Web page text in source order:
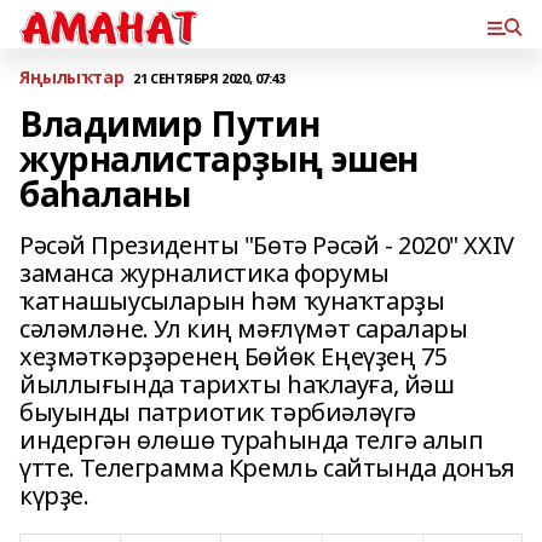
Яңылыҡтар 21 СЕНТЯБРЯ 2020, 07:43
Владимир Путин
журналистарҙың эшен
баһаланы
Рәсәй Президенты "Бөтә Рәсәй - 2020" XXIV
заманса журналистика форумы
ҡатнашыусыларын һәм ҡунаҡтарҙы
сәләмләне. Ул киң мәғлүмәт саралары
хеҙмәткәрҙәренең Бөйөк Еңеүҙең 75
йыллығында тарихты һаҡлауға, йәш
быуынды патриотик тәрбиәләүгә
индергән өлөшө тураһында телгә алып
үтте. Телеграмма Кремль сайтында донъя
күрҙе.